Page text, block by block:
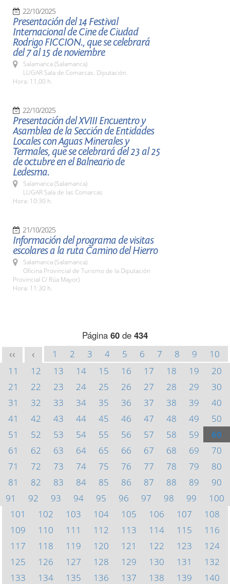
22/10/2025
Presentación del 14 Festival
Internacional de Cine de Ciudad
Rodrigo FICCION., que se celebrará
del 7 al 15 de noviembre
Salamanca (Salamanca)
LUGAR Sala de Comarcas. Diputación.
Hora: 11,00 h.
22/10/2025
Presentación del XVIII Encuentro y
Asamblea de la Sección de Entidades
Locales con Aguas Minerales y
Termales, que se celebrará del 23 al 25
de octubre en el Balneario de
Ledesma.
Salamanca (Salamanca)
LUGAR Sala de las Comarcas
Hora: 10:30 h.
21/10/2025
Información del programa de visitas
escolares a la ruta Camino del Hierro
Salamanca (Salamanca)
Oficina Provincial de Turismo de la Diputación
Provincial C/ Rúa Mayor)
Hora: 11:30 h.
Página 60 de 434
<< < 1 2 3 4 5 6 7 8 9
10
11
12 13 14 15 16 17 18 19
20
21
22 23 24 25 26 27 28 29
30
31
32 33 34 35 36 37 38 39
40
41
42 43 44 45 46 47 48 49
50
51
52 53 54 55 56 57 58 59
60
61
62 63 64 65 66 67 68 69
70
71
72 73 74 75 76 77 78 79
80
81
82 83 84 85 86 87 88 89
90
91
92 93 94 95 96 97 98 99
100
101
102 103 104 105 106 107
108
109
110 111 112 113 114 115
116
117
118 119 120 121 122 123
124
125
126 127 128 129 130 131
132
133
134 135 136 137 138 139
140